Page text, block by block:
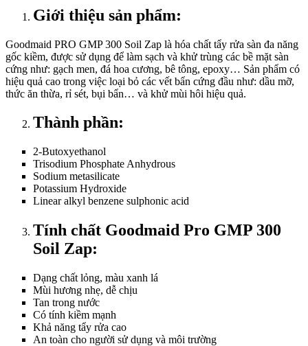
Giới thiệu sản phẩm:
Goodmaid PRO GMP 300 Soil Zap là hóa chất tẩy rửa sàn đa năng
gốc kiềm, được sử dụng để làm sạch và khử trùng các bề mặt sàn
cứng như: gạch men, đá hoa cương, bê tông, epoxy… Sản phẩm có
hiệu quả cao trong việc loại bỏ các vết bẩn cứng đầu như: dầu mỡ,
thức ăn thừa, rỉ sét, bụi bẩn… và khử mùi hôi hiệu quả.
Thành phần:
2-Butoxyethanol
Trisodium Phosphate Anhydrous
Sodium metasilicate
Potassium Hydroxide
Linear alkyl benzene sulphonic acid
Tính chất Goodmaid Pro GMP 300
Soil Zap:
Dạng chất lỏng, màu xanh lá
Mùi hương nhẹ, dễ chịu
Tan trong nước
Có tính kiềm mạnh
Khả năng tẩy rửa cao
An toàn cho người sử dụng và môi trường